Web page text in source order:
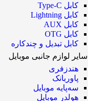
کابل Type-C
کابل Lightning
کابل AUX
کابل OTG
کابل تبدیل و چندکاره
سایر لوازم جانبی موبایل
هندزفری
پاوربانک
سه‌پایه موبایل
هولدر موبایل